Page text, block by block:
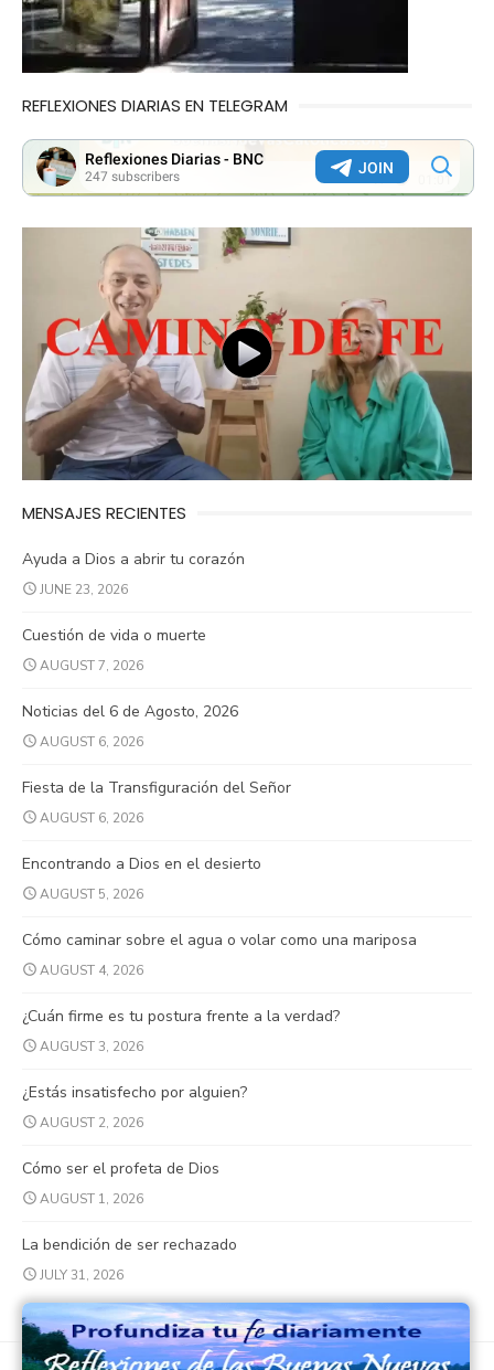
REFLEXIONES DIARIAS EN TELEGRAM
MENSAJES RECIENTES
Ayuda a Dios a abrir tu corazón
JUNE 23, 2026
Cuestión de vida o muerte
AUGUST 7, 2026
Noticias del 6 de Agosto, 2026
AUGUST 6, 2026
Fiesta de la Transfiguración del Señor
AUGUST 6, 2026
Encontrando a Dios en el desierto
AUGUST 5, 2026
Cómo caminar sobre el agua o volar como una mariposa
AUGUST 4, 2026
¿Cuán firme es tu postura frente a la verdad?
AUGUST 3, 2026
¿Estás insatisfecho por alguien?
AUGUST 2, 2026
Cómo ser el profeta de Dios
AUGUST 1, 2026
La bendición de ser rechazado
JULY 31, 2026